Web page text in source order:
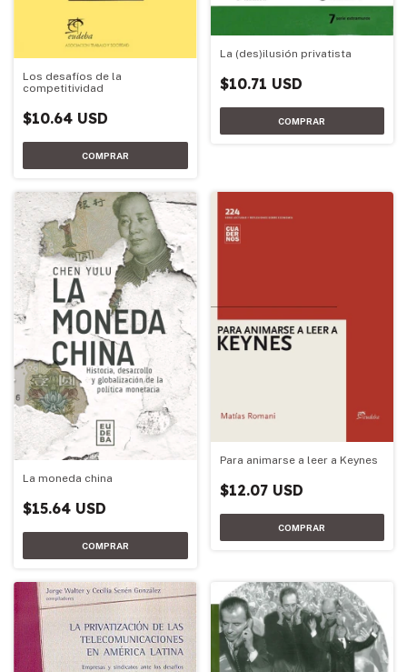
Los desafíos de la
competitividad
$10.64 USD
La (des)ilusión privatista
$10.71 USD
La moneda china
$15.64 USD
Para animarse a leer a Keynes
$12.07 USD